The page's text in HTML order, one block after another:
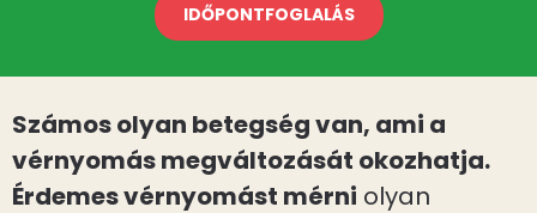
IDŐPONTFOGLALÁS
Számos olyan betegség van, ami a
vérnyomás megváltozását okozhatja.
Érdemes vérnyomást mérni olyan